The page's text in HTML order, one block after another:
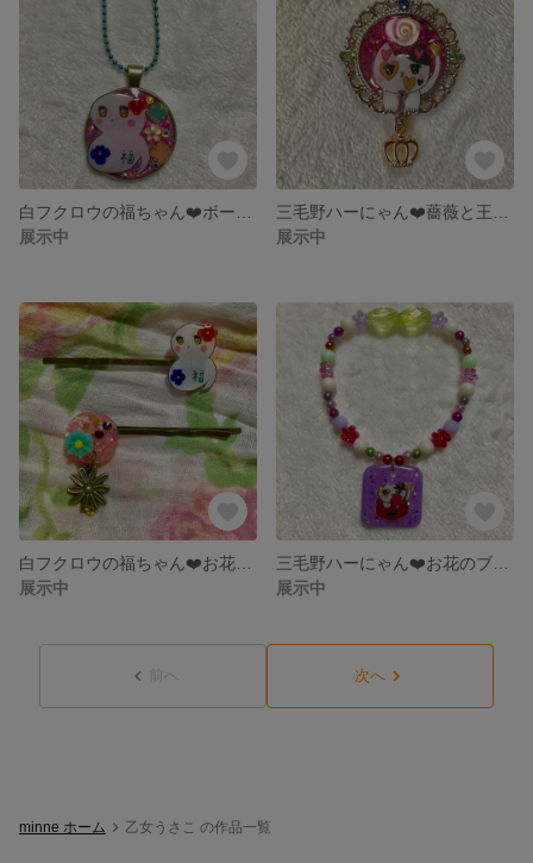
展示中
展示中
展示中
展示中
前へ 次へ
minne ホーム 乙女うさこ の作品一覧